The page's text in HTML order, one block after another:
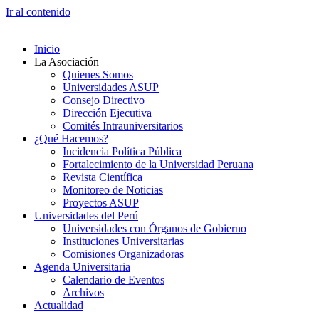
Ir al contenido
Inicio
La Asociación
Quienes Somos
Universidades ASUP
Consejo Directivo
Dirección Ejecutiva
Comités Intrauniversitarios
¿Qué Hacemos?
Incidencia Política Pública
Fortalecimiento de la Universidad Peruana
Revista Científica
Monitoreo de Noticias
Proyectos ASUP
Universidades del Perú
Universidades con Órganos de Gobierno
Instituciones Universitarias
Comisiones Organizadoras
Agenda Universitaria
Calendario de Eventos
Archivos
Actualidad